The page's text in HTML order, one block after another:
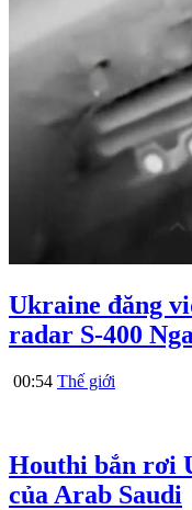
Ukraine đăng
radar S-400
00:54 Thế giới
Houthi bắn rơi
của Arab Saudi